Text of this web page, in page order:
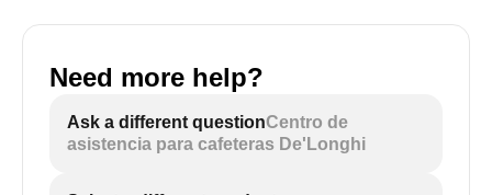
Need more help?
Ask a different questionCentro de
asistencia para cafeteras De'Longhi